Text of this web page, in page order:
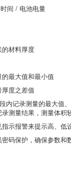
间 / 电池电量
材料厚度
最大值和最小值
度之差值
内记录测量的最大值
测量结果，测量体积
示报警来提示高、低
码保护，确保参数和